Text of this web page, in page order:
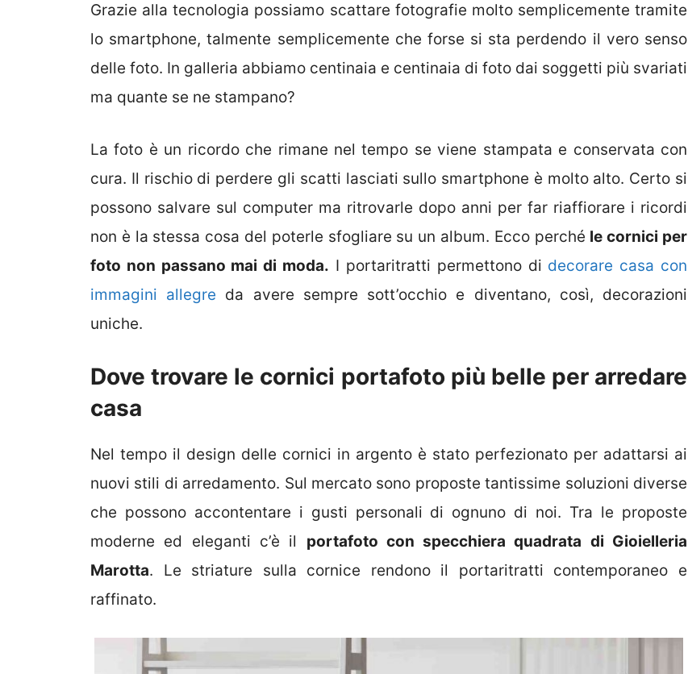
Grazie alla tecnologia possiamo scattare fotografie molto semplicemente tramite
lo smartphone, talmente semplicemente che forse si sta perdendo il vero senso
delle foto. In galleria abbiamo centinaia e centinaia di foto dai soggetti più svariati
ma quante se ne stampano?
La foto è un ricordo che rimane nel tempo se viene stampata e conservata con
cura. Il rischio di perdere gli scatti lasciati sullo smartphone è molto alto. Certo si
possono salvare sul computer ma ritrovarle dopo anni per far riaffiorare i ricordi
non è la stessa cosa del poterle sfogliare su un album. Ecco perché le cornici per
foto non passano mai di moda. I portaritratti permettono di decorare casa con
immagini allegre da avere sempre sott’occhio e diventano, così, decorazioni
uniche.
Dove trovare le cornici portafoto più belle per arredare
casa
Nel tempo il design delle cornici in argento è stato perfezionato per adattarsi ai
nuovi stili di arredamento. Sul mercato sono proposte tantissime soluzioni diverse
che possono accontentare i gusti personali di ognuno di noi. Tra le proposte
moderne ed eleganti c’è il portafoto con specchiera quadrata di Gioielleria
Marotta. Le striature sulla cornice rendono il portaritratti contemporaneo e
raffinato.